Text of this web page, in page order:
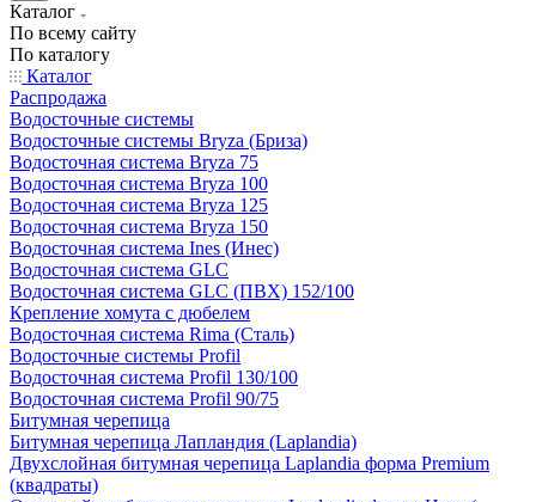
Каталог
По всему сайту
По каталогу
Каталог
Распродажа
Водосточные системы
Водосточные системы Bryza (Бриза)
Водосточная система Bryza 75
Водосточная система Bryza 100
Водосточная система Bryza 125
Водосточная система Bryza 150
Водосточная система Ines (Инес)
Водосточная система GLC
Водосточная система GLC (ПВХ) 152/100
Крепление хомута с дюбелем
Водосточная система Rima (Сталь)
Водосточные системы Profil
Водосточная система Profil 130/100
Водосточная система Profil 90/75
Битумная черепица
Битумная черепица Лапландия (Laplandia)
Двухслойная битумная черепица Laplandia форма Premium
(квадраты)